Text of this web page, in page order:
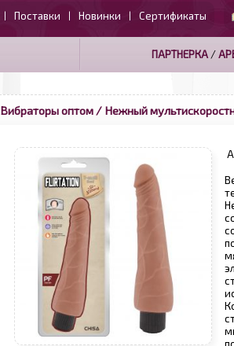
| Поставки | Новинки | Сертификаты
ПАРТНЕРКА/
Вибраторы оптом / Нежный